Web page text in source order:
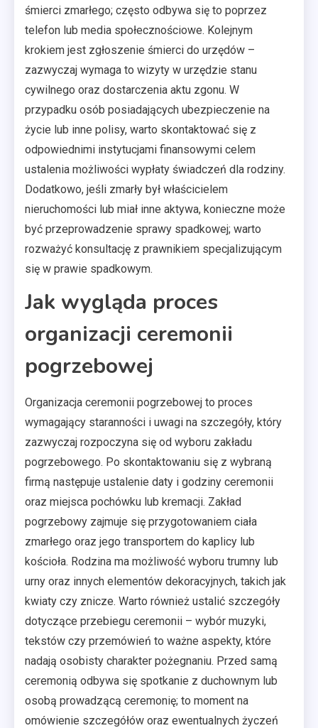
śmierci zmarłego; często odbywa się to poprzez
telefon lub media społecznościowe. Kolejnym
krokiem jest zgłoszenie śmierci do urzędów –
zazwyczaj wymaga to wizyty w urzędzie stanu
cywilnego oraz dostarczenia aktu zgonu. W
przypadku osób posiadających ubezpieczenie na
życie lub inne polisy, warto skontaktować się z
odpowiednimi instytucjami finansowymi celem
ustalenia możliwości wypłaty świadczeń dla rodziny.
Dodatkowo, jeśli zmarły był właścicielem
nieruchomości lub miał inne aktywa, konieczne może
być przeprowadzenie sprawy spadkowej; warto
rozważyć konsultację z prawnikiem specjalizującym
się w prawie spadkowym.
Jak wygląda proces
organizacji ceremonii
pogrzebowej
Organizacja ceremonii pogrzebowej to proces
wymagający staranności i uwagi na szczegóły, który
zazwyczaj rozpoczyna się od wyboru zakładu
pogrzebowego. Po skontaktowaniu się z wybraną
firmą następuje ustalenie daty i godziny ceremonii
oraz miejsca pochówku lub kremacji. Zakład
pogrzebowy zajmuje się przygotowaniem ciała
zmarłego oraz jego transportem do kaplicy lub
kościoła. Rodzina ma możliwość wyboru trumny lub
urny oraz innych elementów dekoracyjnych, takich jak
kwiaty czy znicze. Warto również ustalić szczegóły
dotyczące przebiegu ceremonii – wybór muzyki,
tekstów czy przemówień to ważne aspekty, które
nadają osobisty charakter pożegnaniu. Przed samą
ceremonią odbywa się spotkanie z duchownym lub
osobą prowadzącą ceremonię; to moment na
omówienie szczegółów oraz ewentualnych życzeń